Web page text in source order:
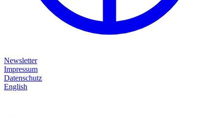
Newsletter
Impressum
Datenschutz
English